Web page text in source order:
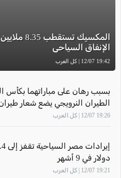
المكسيك
الإنفاق السياحي
19:42 12/07 | كل العرب
بسبب رهان على مباراتهما بكأس
الطيران النرويجي يضع شعار طيران
ويلقى رواجا
19:26 12/07 | كل العرب
دولار في 9 أشهر
19:21 12/07 | كل العرب